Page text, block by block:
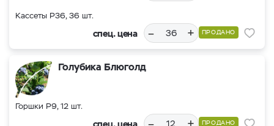
Кассеты Р36, 36 шт.
спец. цена – + ПРОДАНО
Голубика Блюголд
Горшки Р9, 12 шт.
спец. цена ПРОДАНО